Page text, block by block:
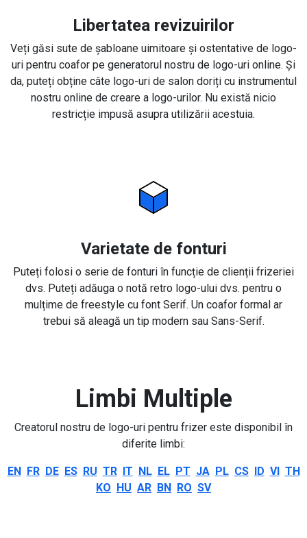
Libertatea revizuirilor
Veți găsi sute de șabloane uimitoare și ostentative de logo-
uri pentru coafor pe generatorul nostru de logo-uri online. Și
da, puteți obține câte logo-uri de salon doriți cu instrumentul
nostru online de creare a logo-urilor. Nu există nicio
restricție impusă asupra utilizării acestuia.
Varietate de fonturi
Puteți folosi o serie de fonturi în funcție de clienții frizeriei
dvs. Puteți adăuga o notă retro logo-ului dvs. pentru o
mulțime de freestyle cu font Serif. Un coafor formal ar
trebui să aleagă un tip modern sau Sans-Serif.
Limbi Multiple
Creatorul nostru de logo-uri pentru frizer este disponibil în
diferite limbi:
EN FR DE ES RU TR IT NL EL PT JA PL CS ID VI TH
KO HU AR BN RO SV